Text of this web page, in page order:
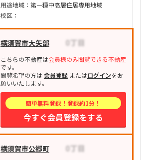
用途地域：第一種中高層住居専用地域
校区：
横須賀市大矢部
こちらの不動産は会員様のみ閲覧できる不動産
です。
閲覧希望の方は会員登録またはログインをお
願いいたします。
簡単無料登録！登録約1分！
今すぐ会員登録をする
横須賀市公郷町